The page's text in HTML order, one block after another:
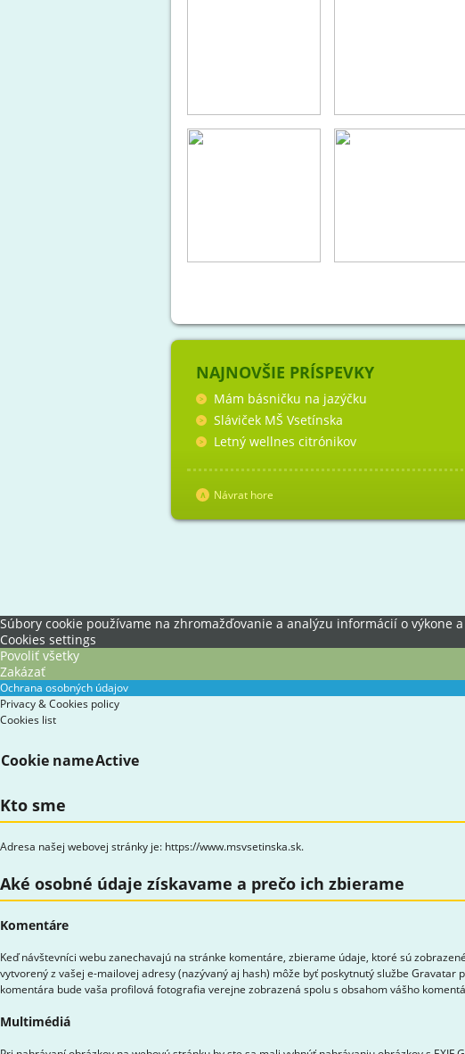
NAJNOVŠIE PRÍSPEVKY
Mám básničku na jazýčku
Sláviček MŠ Vsetínska
Letný wellnes citrónikov
Návrat hore
Súbory cookie používame na zhromažďovanie a analýzu informácií o
Cookies settings
Povoliť všetky
Zakázať
Ochrana osobných údajov
Privacy & Cookies policy
Cookies list
Cookie nameActive
Kto sme
Adresa našej webovej stránky je: https://www.msvsetinska.sk.
Aké osobné údaje získavame a prečo ich zbierame
Komentáre
Keď návštevníci webu zanechavajú na stránke komentáre, zbierame údaje, ktoré sú
vytvorený z vašej e-mailovej adresy (nazývaný aj hash) môže byť poskytnutý službe
komentára bude vaša profilová fotografia verejne zobrazená spolu s obsahom vášho
Multimédiá